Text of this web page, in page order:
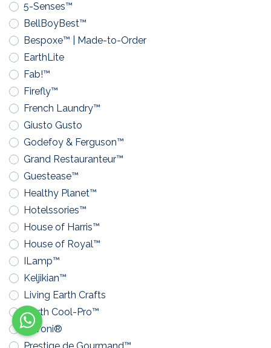
5-Senses™
BellBoyBest™
Bespoxe™ | Made-to-Order
EarthLite
Fab!™
Firefly™
French Laundry™
Giusto Gusto
Godefoy & Ferguson™
Grand Restauranteur™
Guestease™
Healthy Planet™
Hotelssories™
House of Harris™
House of Royal™
ILamp™
Keljikian™
Living Earth Crafts
North Cool-Pro™
Pavoni®